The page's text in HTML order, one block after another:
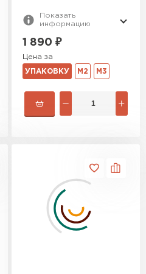
Показать
информацию
1 890 ₽
Цена за
УПАКОВКУ М2 М3